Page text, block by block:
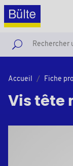
Accueil Fiche
Vis tête